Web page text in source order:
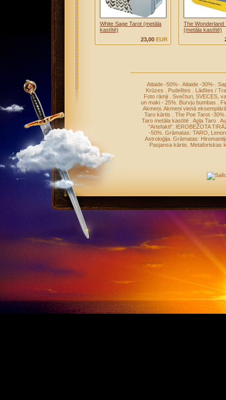
White Sage Tarot (metāla
kastītē)
23,00 EUR
The Wonderland
(metāla kastītē)
Atlaide -50%- Atlaide -30%-
Krūzes
Pudelītes
Lādītes /
Foto rāmji
Svečturi, SVECES,
un maki - 25% Burvju bumbas
Akmeņi. Akmeņi vienā eksemplārā
Taro kārtis
The Poe Tarot -30%
Taro metāla kastītē
Apļa Taro
"Artefakti". IEROBEŽOTA
-50%. Grāmatas: TARO,
Astroloģija Grāmatas:
Pasjansa kārtis
Metaforiskas